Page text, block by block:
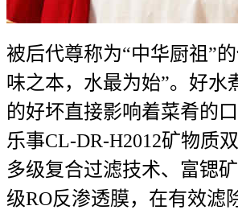
被后代尊称为“中华厨祖”
味之本，水最为始”。好水
的好坏直接影响着菜肴的
乐事CL-DR-H2012矿物质
多级复合过滤技术、富锶
级RO反渗透膜，在有效滤